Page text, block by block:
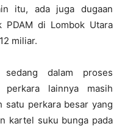
itu, ada juga dugaan
PDAM di Lombok Utara
miliar.
dalam proses
perkara lainnya masih
satu perkara besar yang
kartel suku bunga pada